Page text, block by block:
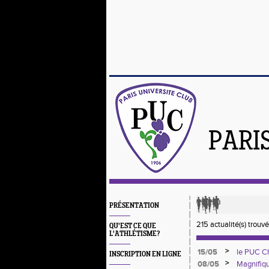
PRÉSENTATION
QU'EST CE QUE
L'ATHLÉTISME?
INSCRIPTION EN LIGNE
215 actualité(s)
15/05 >
le PUC
08/05
>